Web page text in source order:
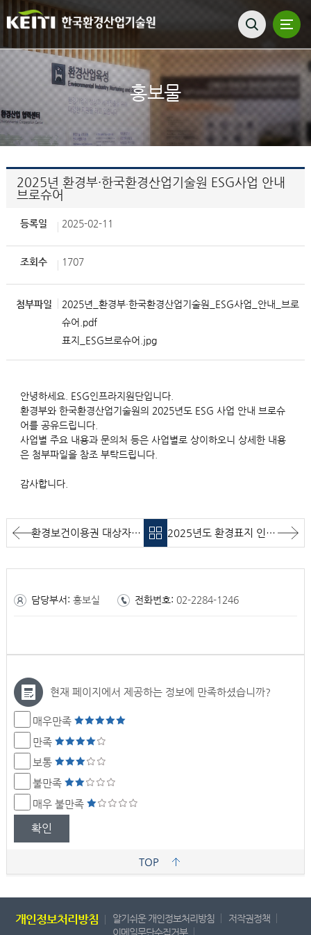
홍보물
2025년 환경부·한국환경산업기술원 ESG사업 안내
브로슈어
등록일 2025-02-11
조회수 1707
첨부파일
2025년_환경부·한국환경산업기술원_ESG사업_안내_브로
슈어.pdf
표지_ESG브로슈어.jpg
안녕하세요. ESG인프라지원단입니다.
환경부와 한국환경산업기술원의 2025년도 ESG 사업 안내 브로슈
어를 공유드립니다.
사업별 주요 내용과 문의처 등은 사업별로 상이하오니 상세한 내용
은 첨부파일을 참조 부탁드립니다.
감사합니다.
환경보건이용권 대상자 모집 안내자료 2025년도 환경표지 인증제도 리플렛(영문)
담당부서: 홍보실 전화번호: 02-2284-1246
현재 페이지에서 제공하는 정보에 만족하셨습니까?
매우만족
만족
보통
불만족
매우 불만족
확인
TOP
개인정보처리방침 알기쉬운 개인정보처리방침
저작권정책
이메일무단수집거부